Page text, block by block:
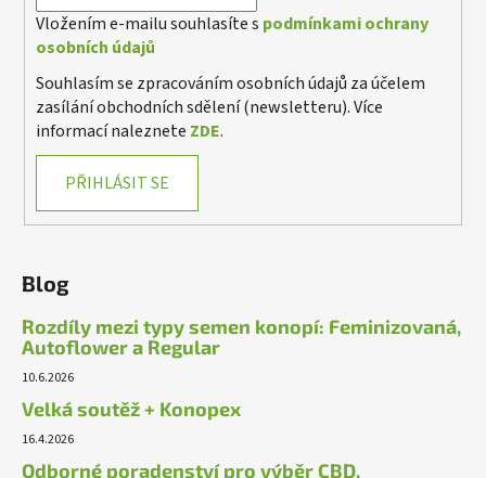
Vložením e-mailu souhlasíte s podmínkami ochrany
osobních údajů
Souhlasím se zpracováním osobních údajů za účelem
zasílání obchodních sdělení (newsletteru). Více
informací naleznete ZDE.
PŘIHLÁSIT SE
Blog
Rozdíly mezi typy semen konopí: Feminizovaná,
Autoflower a Regular
10.6.2026
Velká soutěž + Konopex
16.4.2026
Odborné poradenství pro výběr CBD,